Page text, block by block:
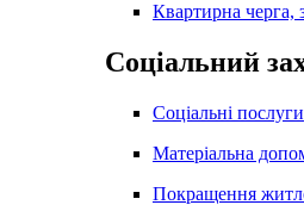
Квартирна черга,
Соціальний
Соціальні послуги
Матеріальна
Покращення